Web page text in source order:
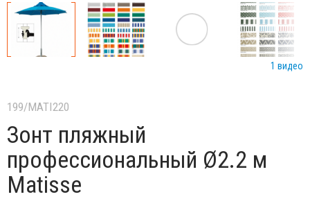
1 видео
199/MATI220
Зонт пляжный
профессиональный Ø2.2 м
Matisse